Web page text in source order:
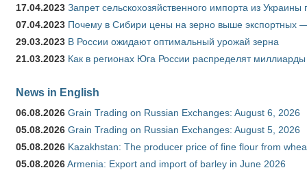
17.04.2023 Запрет сельскохозяйственного импорта из
07.04.2023 Почему в Сибири цены на зерно выше экспортных
29.03.2023 В России ожидают оптимальный урожай зерна
21.03.2023 Как в регионах Юга России распределят
News in English
06.08.2026 Grain Trading on Russian Exchanges: August 6, 2026
05.08.2026 Grain Trading on Russian Exchanges: August 5, 2026
05.08.2026 Kazakhstan: The producer price of fine flour from
05.08.2026Armenia: Export and import of barley in June 2026